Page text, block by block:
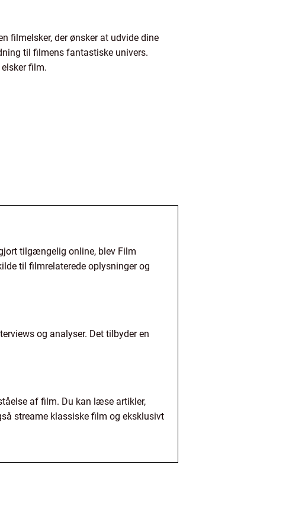
filmelsker, der ønsker at udvide dine
til filmens fantastiske univers.
film.
tilgængelig online, blev Film
til filmrelaterede oplysninger og
og analyser. Det tilbyder en
af film. Du kan læse artikler,
streame klassiske film og eksklusivt